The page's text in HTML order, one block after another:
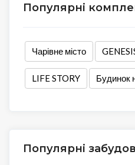
Популярні
Чарівне місто
LIFE STORY Будинок
Популярні